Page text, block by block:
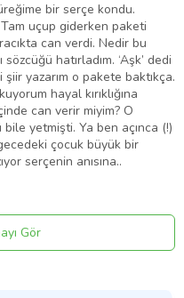
bir serçe kondu.
uçup giderken paketi
can verdi. Nedir bu
hatırladım. ‘Aşk’ dedi
yazarım o pakete baktıkça.
hayal kırıklığına
can verir miyim? O
yetmişti. Ya ben açınca (!)
çocuk büyük bir
serçenin anısına..
Gör